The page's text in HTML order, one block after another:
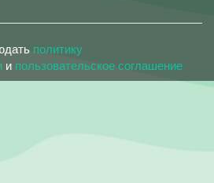
политику
и пользовательское соглашение